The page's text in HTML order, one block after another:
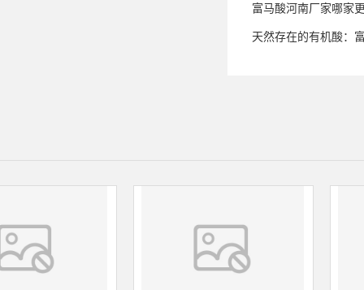
富马酸河南厂家哪家
天然存在的有机酸：